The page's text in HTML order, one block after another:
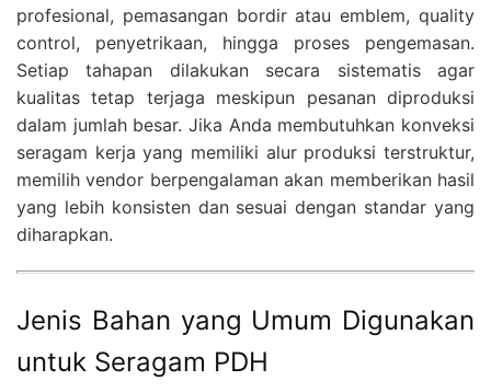
profesional, pemasangan bordir atau emblem, quality
control, penyetrikaan, hingga proses pengemasan.
Setiap tahapan dilakukan secara sistematis agar
kualitas tetap terjaga meskipun pesanan diproduksi
dalam jumlah besar. Jika Anda membutuhkan konveksi
seragam kerja yang memiliki alur produksi terstruktur,
memilih vendor berpengalaman akan memberikan hasil
yang lebih konsisten dan sesuai dengan standar yang
diharapkan.
Jenis Bahan yang Umum Digunakan
untuk Seragam PDH